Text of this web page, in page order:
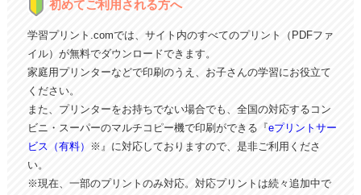
初めてご利用される方へ
学習プリント.comでは、サイト内のすべてのプリント（PDFファ
イル）が無料でダウンロードできます。
家庭用プリンターなどで印刷のうえ、お子さんの学習にお役立て
ください。
また、プリンターをお持ちでない場合でも、全国の対応するコン
ビニ・スーパーのマルチコピー機で印刷ができる『eプリントサー
ビス（有料）
※』に対応しておりますので、是非ご利用くださ
い。
※現在、一部のプリントのみ対応。対応プリントは続々追加中で